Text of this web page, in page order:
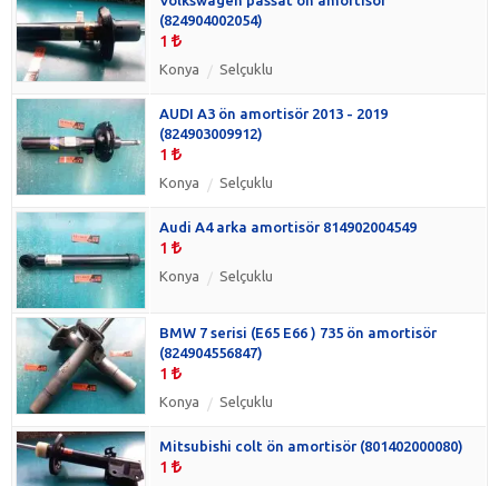
(824904002054)
1
Konya Selçuklu
AUDI A3 ön amortisör 2013 - 2019
(824903009912)
1
Konya Selçuklu
Audi A4 arka amortisör 814902004549
1
Konya Selçuklu
BMW 7 serisi (E65 E66 ) 735 ön amortisör
(824904556847)
1
Konya Selçuklu
Mitsubishi colt ön amortisör (801402000080)
1